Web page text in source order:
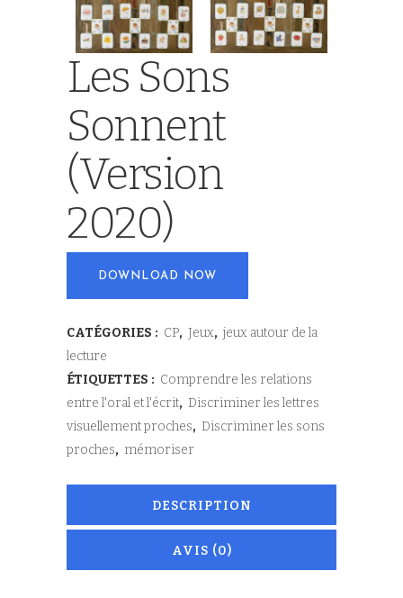
Les Sons
Sonnent
(version
2020)
DOWNLOAD NOW
CATÉGORIES : CP, Jeux, jeux autour de la
lecture
ÉTIQUETTES : Comprendre les relations
entre l'oral et l'écrit, Discriminer les lettres
visuellement proches, Discriminer les sons
proches, mémoriser
DESCRIPTION
AVIS (0)